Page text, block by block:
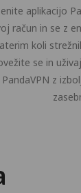
aplikacijo
račun in se z
koli
se in
PandaVPN z